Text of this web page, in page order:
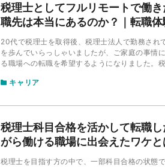
税理士としてフルリモートで働
職先は本当にあるのか？｜転職体
20代で税理士を取得後、税理士法人で勤務され
を歩んでいらっしゃいましたが、ご家庭の事情
る職場への転職を希望するようになりました。
介します。
キャリア
税理士科目合格を活かして転職
がら働ける職場に出会えたワケ
税理士を目指す方の中で、一部科目合格の状態